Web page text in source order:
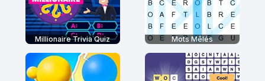
Millionaire Trivia Quiz Mots Mêlés